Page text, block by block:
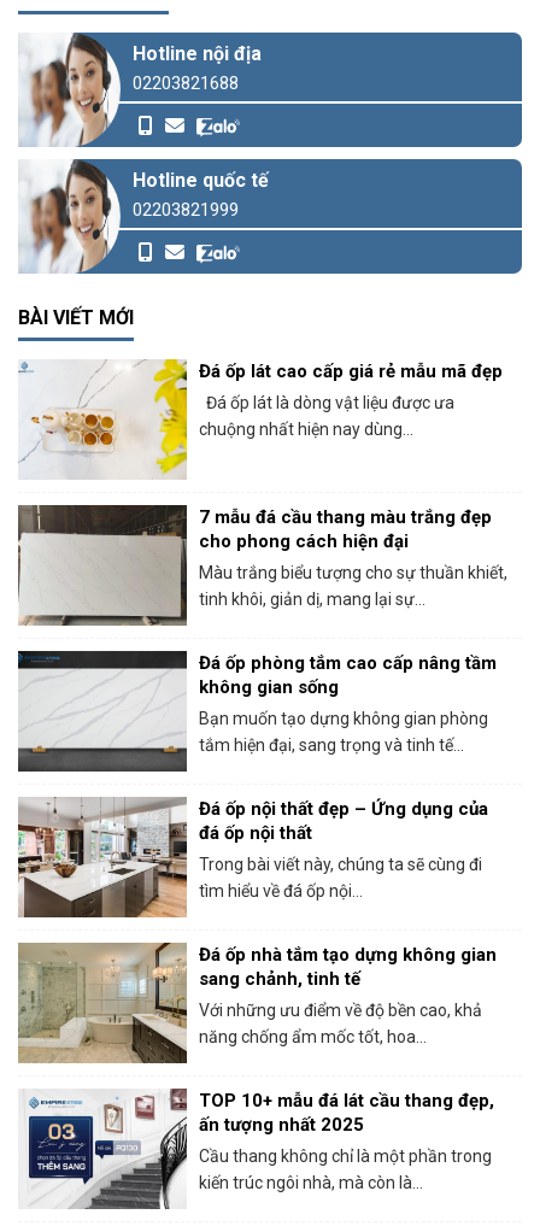
Hotline nội địa
02203821688
Hotline quốc tế
02203821999
BÀI VIẾT MỚI
Đá ốp lát cao cấp giá rẻ mẫu mã đẹp
Đá ốp lát là dòng vật liệu được ưa
chuộng nhất hiện nay dùng...
7 mẫu đá cầu thang màu trắng đẹp
cho phong cách hiện đại
Màu trắng biểu tượng cho sự thuần khiết,
tinh khôi, giản dị, mang lại sự...
Đá ốp phòng tắm cao cấp nâng tầm
không gian sống
Bạn muốn tạo dựng không gian phòng
tắm hiện đại, sang trọng và tinh tế...
Đá ốp nội thất đẹp – Ứng dụng của
đá ốp nội thất
Trong bài viết này, chúng ta sẽ cùng đi
tìm hiểu về đá ốp nội...
Đá ốp nhà tắm tạo dựng không gian
sang chảnh, tinh tế
Với những ưu điểm về độ bền cao, khả
năng chống ẩm mốc tốt, hoa...
TOP 10+ mẫu đá lát cầu thang đẹp,
ấn tượng nhất 2025
Cầu thang không chỉ là một phần trong
kiến trúc ngôi nhà, mà còn là...